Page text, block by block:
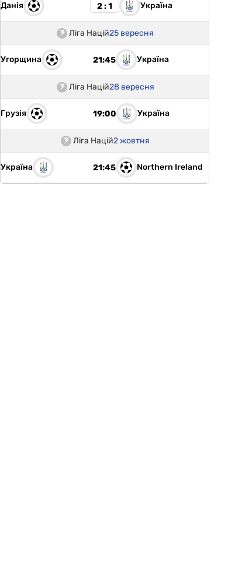
Данія 2 : 1 Україна
Ліга Націй25 вересня
Угорщина 21:45 Україна
Ліга Націй28 вересня
Грузія 19:00 Україна
Ліга Націй2 жовтня
Україна 21:45 Northern Ireland